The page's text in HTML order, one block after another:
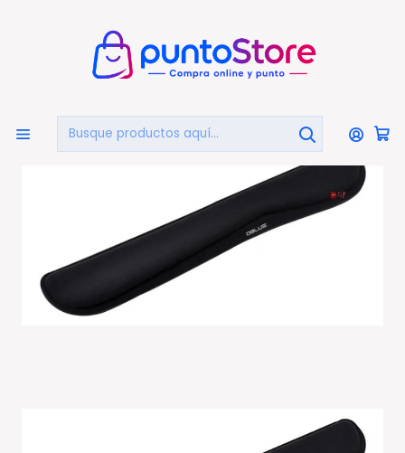
Inicio PUNTO GAMER Mouse Pad Gamer
Apoya Muñecas Gel Para Teclado Gamer - Ps